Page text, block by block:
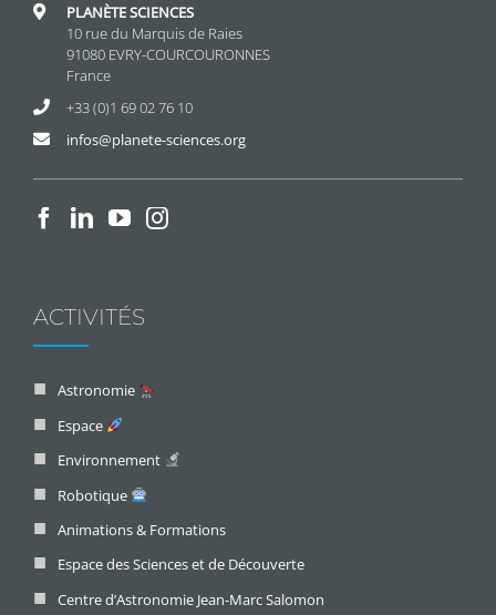
PLANÈTE SCIENCES
10 rue du Marquis de Raies
91080 EVRY-COURCOURONNES
France
+33 (0)1 69 02 76 10
infos@planete-sciences.org
ACTIVITÉS
Astronomie
Espace
Environnement
Robotique
Animations & Formations
Espace des Sciences et de Découverte
Centre d’Astronomie Jean-Marc Salomon